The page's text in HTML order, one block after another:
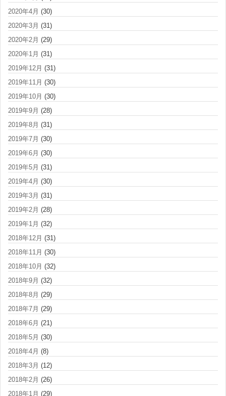
2020年4月 (30)
2020年3月 (31)
2020年2月 (29)
2020年1月 (31)
2019年12月 (31)
2019年11月 (30)
2019年10月 (30)
2019年9月 (28)
2019年8月 (31)
2019年7月 (30)
2019年6月 (30)
2019年5月 (31)
2019年4月 (30)
2019年3月 (31)
2019年2月 (28)
2019年1月 (32)
2018年12月 (31)
2018年11月 (30)
2018年10月 (32)
2018年9月 (32)
2018年8月 (29)
2018年7月 (29)
2018年6月 (21)
2018年5月 (30)
2018年4月 (8)
2018年3月 (12)
2018年2月 (26)
2018年1月 (29)